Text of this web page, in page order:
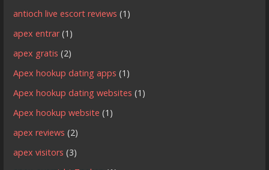
antioch live escort reviews (1)
apex entrar(1)
apex gratis (2)
Apex hookup dating apps (1)
Apex hookup dating websites (1)
Apex hookup website (1)
apex reviews (2)
apex visitors (3)